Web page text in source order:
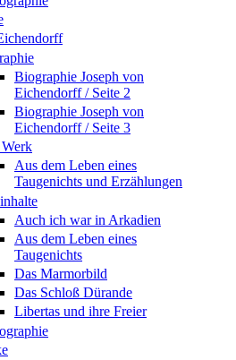
Biographie Joseph von
Eichendorff / Seite 2
Biographie Joseph von
Eichendorff / Seite 3
Aus dem Leben eines
Taugenichts und Erzählungen
Auch ich war in Arkadien
Aus dem Leben eines
Taugenichts
Das Marmorbild
Das Schloß Dürande
Libertas und ihre Freier